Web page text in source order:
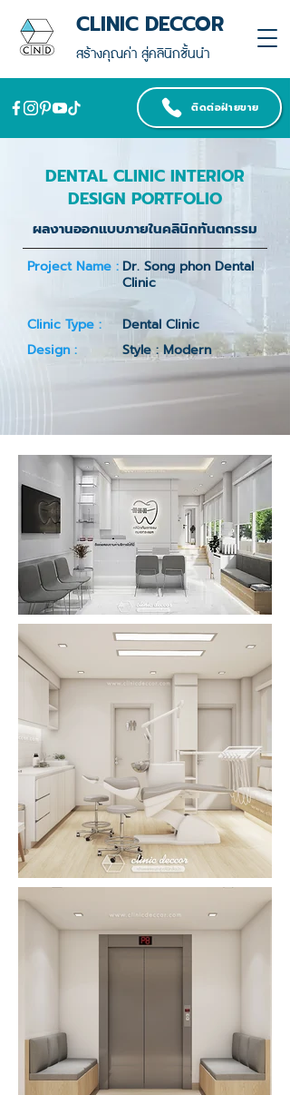
สร้างคุณค่า สู่คลินิกชั้นนำ
CLINIC DECCOR
ติดต่อฝ่ายขาย
DENTAL CLINIC INTERIOR
DESIGN PORTFOLIO
ผลงานออกแบบภายในคลินิกทันตกรรม
Project Name : Dr. Song phon Dental
Clinic
Clinic Type :
Dental Clinic
Design :
Style : Modern